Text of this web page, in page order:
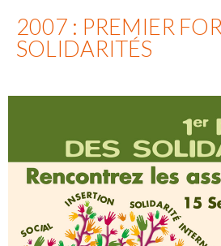
2007 : PREMIER
SOLIDARITÉS